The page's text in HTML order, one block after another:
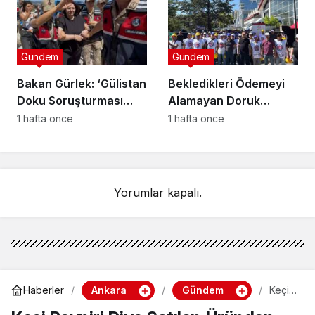
Bakan Gürlek: ‘Gülistan
Doku Soruşturması
Kapsamında 15 Şüpheli
Gündem
1 hafta önce
Bekledikleri Ödemeyi
Alamayan Doruk
Madencilik Şirketi
Gündem
1 hafta önce
Yorumlar kapalı.
Haberler Ankara Gündem
Keçi